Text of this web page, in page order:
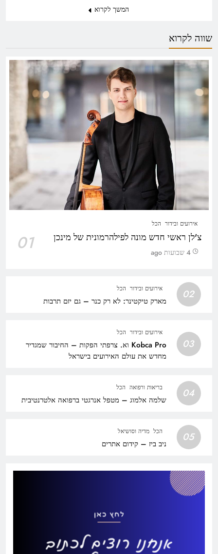
המשך לקרוא
שווה לקרוא
אירועים ובידור הכל
צ'לן ראשי חדש מונה לפילהרמונית של מינכן 01 4 שבועות ago
02 אירועים ובידור הכל
מארק טיקטינר: לא רק כנר – גם יזם תרבות
03
אירועים ובידור הכל
Kobca Pro וא. צרפתי הפקות – החיבור שמגדיר
מחדש את עולם האירועים בישראל
04 בריאות ורפואה הכל
שלמה אלמוג – מטפל אנרגטי ברפואה אלטרנטיבית
05 הכל מדיה וסושיאל
ניב ביז – קידום אתרים